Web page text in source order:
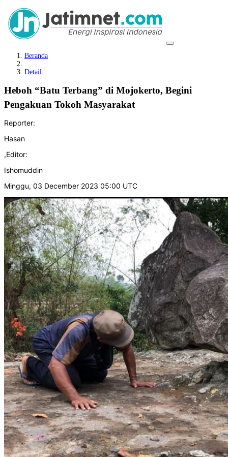
Beranda
Detail
Heboh “Batu Terbang” di Mojokerto, Begini
Pengakuan Tokoh Masyarakat
Reporter:
Hasan
,Editor:
Ishomuddin
Minggu, 03 December 2023 05:00 UTC